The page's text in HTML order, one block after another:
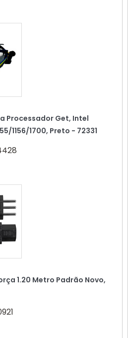
Processador Get, Intel
1156/1700, Preto - 72331
1.20 Metro Padrão Novo,